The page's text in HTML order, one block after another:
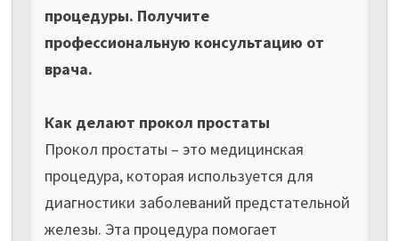
процедуры. Получите
профессиональную консультацию от
врача.
Как делают прокол простаты
Прокол простаты – это медицинская
процедура, которая используется для
диагностики заболеваний предстательной
железы. Эта процедура помогает